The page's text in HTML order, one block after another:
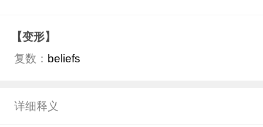
【变形】
复数： beliefs
详细释义